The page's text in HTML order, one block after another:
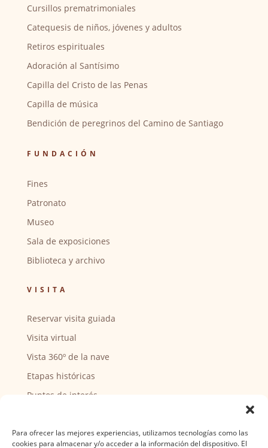
Para ofrecer las mejores experiencias, utilizamos tecnologías como las
cookies para almacenar y/o acceder a la información del dispositivo. El
Cursillos prematrimoniales
Catequesis de niños, jóvenes y adultos
Retiros espirituales
Adoración al Santísimo
Capilla del Cristo de las Penas
Capilla de música
Bendición de peregrinos del Camino de Santiago
FUNDACIÓN
Fines
Patronato
Museo
Sala de exposiciones
Biblioteca y archivo
VISITA
Reservar visita guiada
Visita virtual
Vista 360º de la nave
Etapas históricas
Puntos de interés